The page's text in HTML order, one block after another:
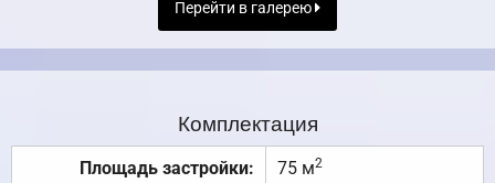
Перейти в галерею
Комплектация
Площадь застройки: 75 м2